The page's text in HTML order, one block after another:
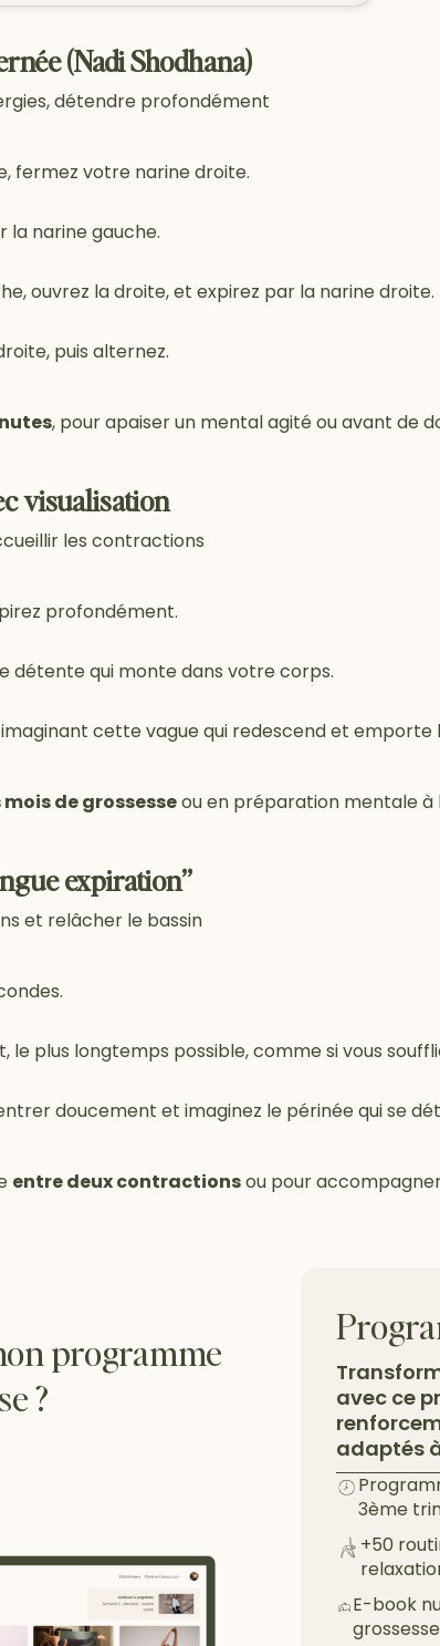
(Nadi Shodhana)
détendre profondément
fermez votre narine droite.
la narine gauche.
ouvrez la droite, et expirez par la narine droite.
puis alternez.
, pour apaiser un mental agité ou avant de
visualisation
les contractions
profondément.
détente qui monte dans votre corps.
cette vague qui redescend et emporte
de grossesseou en préparation mentale à
expiration”
et relâcher le bassin
le plus longtemps possible, comme si vous
doucement et imaginez le périnée qui se
entre deux contractionsou pour
programme
?
avec ce
adaptés
3ème
+50
E-book